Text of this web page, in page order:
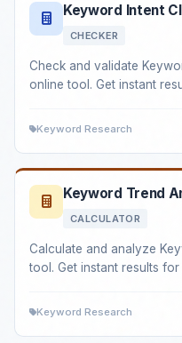
Keyword Intent
CHECKER
Check and validate
online tool. Get instant
Keyword Research
Keyword Trend
CALCULATOR
Calculate and analyze Keyword Trend
tool. Get instant results for
Keyword Research